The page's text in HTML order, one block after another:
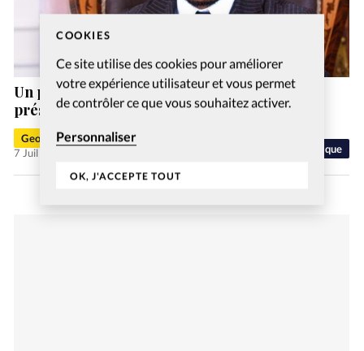
COOKIES
Ce site utilise des cookies pour améliorer
votre expérience utilisateur et vous permet
de contrôler ce que vous souhaitez activer.
Personnaliser
OK, J'ACCEPTE TOUT
Politique
Un pasteur se déclare candidat à l’élection
présidentielle de Côte d’Ivoire
Geoffrey Leplang
7 Juil 2025